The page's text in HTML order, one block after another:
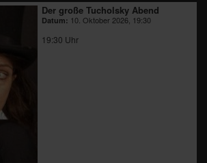
Der große Tucholsky Abend
Datum: 10. Oktober 2026, 19:30
19:30 Uhr